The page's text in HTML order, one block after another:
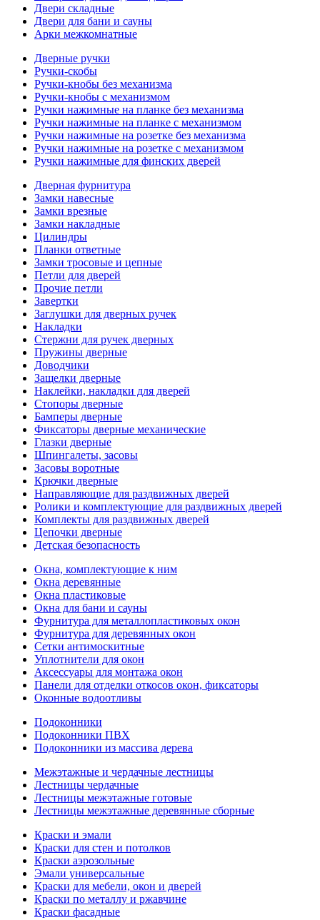
Двери складные
Двери для бани и сауны
Арки межкомнатные
Дверные ручки
Ручки-скобы
Ручки-кнобы без механизма
Ручки-кнобы с механизмом
Ручки нажимные на планке без механизма
Ручки нажимные на планке с механизмом
Ручки нажимные на розетке без механизма
Ручки нажимные на розетке с механизмом
Ручки нажимные для финских дверей
Дверная фурнитура
Замки навесные
Замки врезные
Замки накладные
Цилиндры
Планки ответные
Замки тросовые и цепные
Петли для дверей
Прочие петли
Завертки
Заглушки для дверных ручек
Накладки
Стержни для ручек дверных
Пружины дверные
Доводчики
Защелки дверные
Наклейки, накладки для дверей
Стопоры дверные
Бамперы дверные
Фиксаторы дверные механические
Глазки дверные
Шпингалеты, засовы
Засовы воротные
Крючки дверные
Направляющие для раздвижных дверей
Ролики и комплектующие для раздвижных дверей
Комплекты для раздвижных дверей
Цепочки дверные
Детская безопасность
Окна, комплектующие к ним
Окна деревянные
Окна пластиковые
Окна для бани и сауны
Фурнитура для металлопластиковых окон
Фурнитура для деревянных окон
Сетки антимоскитные
Уплотнители для окон
Аксессуары для монтажа окон
Панели для отделки откосов окон, фиксаторы
Оконные водоотливы
Подоконники
Подоконники ПВХ
Подоконники из массива дерева
Межэтажные и чердачные лестницы
Лестницы чердачные
Лестницы межэтажные готовые
Лестницы межэтажные деревянные сборные
Краски и эмали
Краски для стен и потолков
Краски аэрозольные
Эмали универсальные
Краски для мебели, окон и дверей
Краски по металлу и ржавчине
Краски фасадные